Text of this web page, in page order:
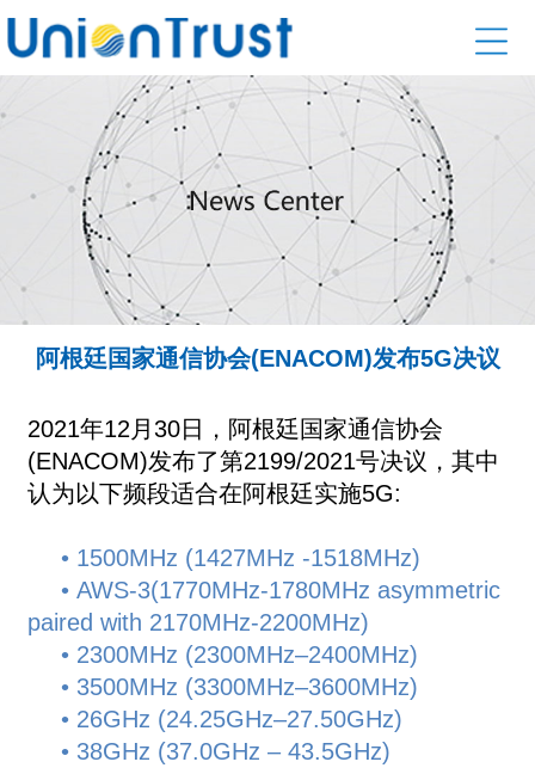
阿根廷国家通信协会(ENACOM)发布5G决议
2021年12月30日，阿根廷国家通信协会
(ENACOM)发布了第2199/2021号决议，其中
认为以下频段适合在阿根廷实施5G:
• 1500MHz (1427MHz -1518MHz)
• AWS-3(1770MHz-1780MHz asymmetric
paired with 2170MHz-2200MHz)
• 2300MHz (2300MHz–2400MHz)
• 3500MHz (3300MHz–3600MHz)
• 26GHz (24.25GHz–27.50GHz)
• 38GHz (37.0GHz – 43.5GHz)